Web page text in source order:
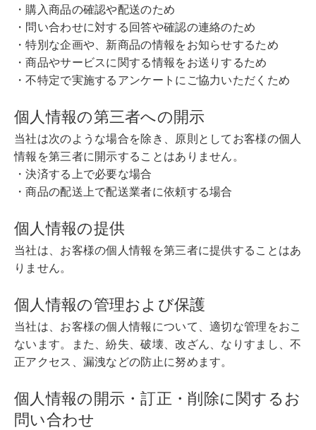
・購入商品の確認や配送のため
・問い合わせに対する回答や確認の連絡のため
・特別な企画や、新商品の情報をお知らせするため
・商品やサービスに関する情報をお送りするため
・不特定で実施するアンケートにご協力いただくため
個人情報の第三者への開示
当社は次のような場合を除き、原則としてお客様の個人
情報を第三者に開示することはありません。
・決済する上で必要な場合
・商品の配送上で配送業者に依頼する場合
個人情報の提供
当社は、お客様の個人情報を第三者に提供することはあ
りません。
個人情報の管理および保護
当社は、お客様の個人情報について、適切な管理をおこ
ないます。また、紛失、破壊、改ざん、なりすまし、不
正アクセス、漏洩などの防止に努めます。
個人情報の開示・訂正・削除に関するお
問い合わせ